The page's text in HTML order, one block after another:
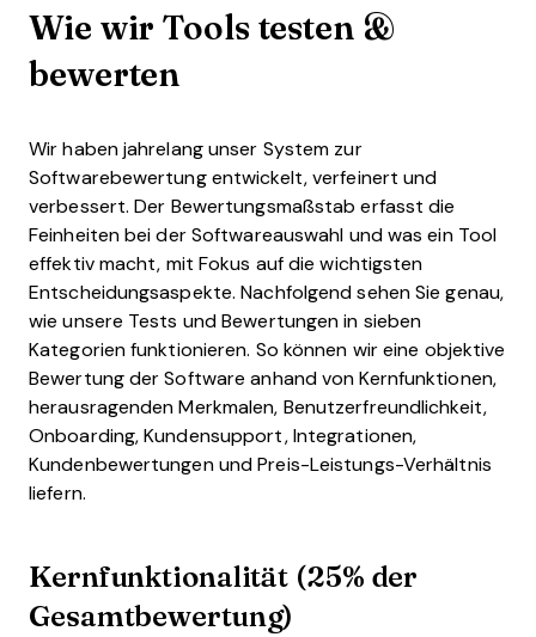
Wie wir Tools testen &
bewerten
Wir haben jahrelang unser System zur
Softwarebewertung entwickelt, verfeinert und
verbessert. Der Bewertungsmaßstab erfasst die
Feinheiten bei der Softwareauswahl und was ein Tool
effektiv macht, mit Fokus auf die wichtigsten
Entscheidungsaspekte. Nachfolgend sehen Sie genau,
wie unsere Tests und Bewertungen in sieben
Kategorien funktionieren. So können wir eine objektive
Bewertung der Software anhand von Kernfunktionen,
herausragenden Merkmalen, Benutzerfreundlichkeit,
Onboarding, Kundensupport, Integrationen,
Kundenbewertungen und Preis-Leistungs-Verhältnis
liefern.
Kernfunktionalität (25% der
Gesamtbewertung)